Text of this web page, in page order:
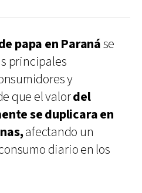
papa en Paranáse
principales
y
que el valordel
se duplicara en
afectando un
diario en los